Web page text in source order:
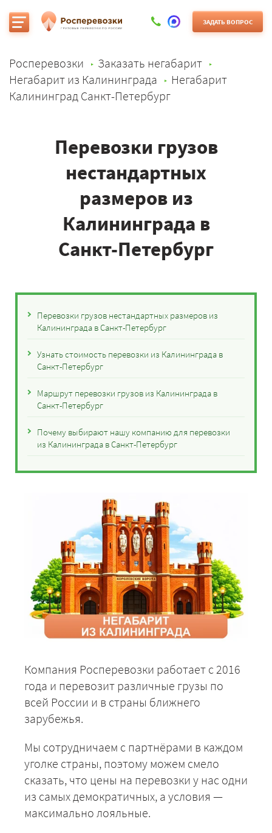
ЗАДАТЬ ВОПРОС
Росперевозки
Заказать негабарит
Негабарит из Калининграда
Негабарит
Калининград Санкт-Петербург
Перевозки грузов
нестандартных
размеров из
Калининграда в
Санкт-Петербург
Перевозки грузов нестандартных размеров из
Калининграда в Санкт-Петербург
Узнать стоимость перевозки из Калининграда в
Санкт-Петербург
Маршрут перевозки грузов из Калининграда в
Санкт-Петербург
Почему выбирают нашу компанию для перевозки
из Калининграда в Санкт-Петербург
Компания Росперевозки работает с 2016
года и перевозит различные грузы по
всей России и в страны ближнего
зарубежья.
Мы сотрудничаем с партнёрами в каждом
уголке страны, поэтому можем смело
сказать, что цены на перевозки у нас одни
из самых демократичных, а условия —
максимально лояльные.